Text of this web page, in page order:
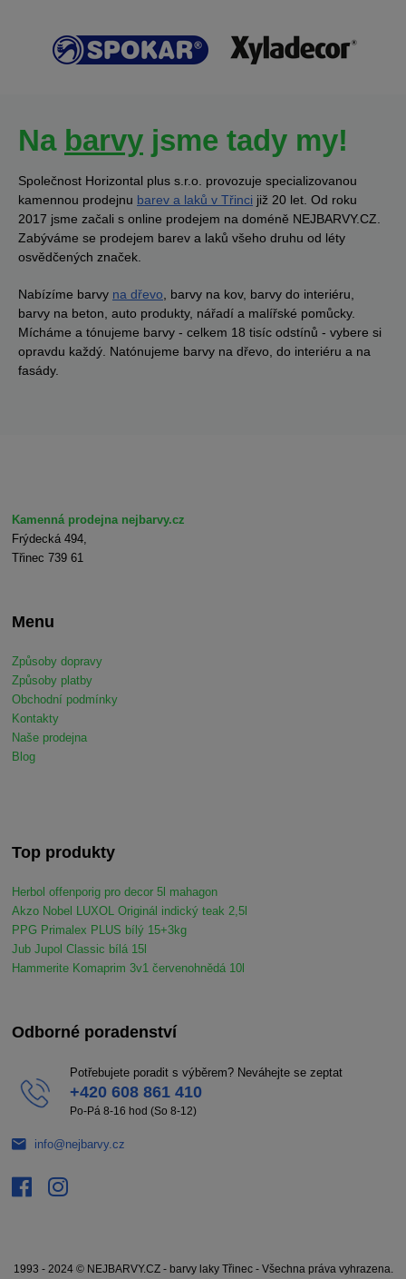
Na barvy jsme tady my!
Společnost Horizontal plus s.r.o. provozuje specializovanou
kamennou prodejnu barev a laků v Třinci již 20 let. Od roku
2017 jsme začali s online prodejem na doméně NEJBARVY.CZ.
Zabýváme se prodejem barev a laků všeho druhu od léty
osvědčených značek.
Nabízíme barvy na dřevo , barvy na kov, barvy do interiéru,
barvy na beton, auto produkty, nářadí a malířské pomůcky.
Mícháme a tónujeme barvy - celkem 18 tisíc odstínů - vybere si
opravdu každý. Natónujeme barvy na dřevo, do interiéru a na
fasády.
Kamenná prodejna nejbarvy.cz
Frýdecká 494,
Třinec 739 61
Menu
Způsoby dopravy
Způsoby platby
Obchodní podmínky
Kontakty
Naše prodejna
Blog
Top produkty
Herbol offenporig pro decor 5l mahagon
Akzo Nobel LUXOL Originál indický teak 2,5l
PPG Primalex PLUS bílý 15+3kg
Jub Jupol Classic bílá 15l
Hammerite Komaprim 3v1 červenohnědá 10l
Odborné poradenství
Potřebujete poradit s výběrem? Neváhejte se zeptat
+420 608 861 410
Po-Pá 8-16 hod (So 8-12)
info@nejbarvy.cz
1993 - 2024 © NEJBARVY.CZ - barvy laky Třinec - Všechna práva vyhrazena.